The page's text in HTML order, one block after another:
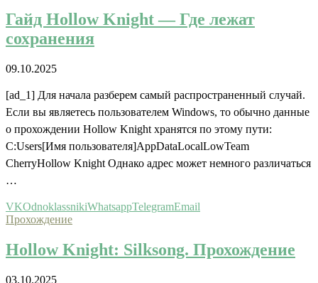
Гайд Hollow Knight — Где лежат
сохранения
09.10.2025
[ad_1] Для начала разберем самый распространенный случай.
Если вы являетесь пользователем Windows, то обычно данные
о прохождении Hollow Knight хранятся по этому пути:
C:Users[Имя пользователя]AppDataLocalLowTeam
CherryHollow Knight Однако адрес может немного различаться
…
VKOdnoklassnikiWhatsappTelegramEmail
Прохождение
Hollow Knight: Silksong. Прохождение
03.10.2025